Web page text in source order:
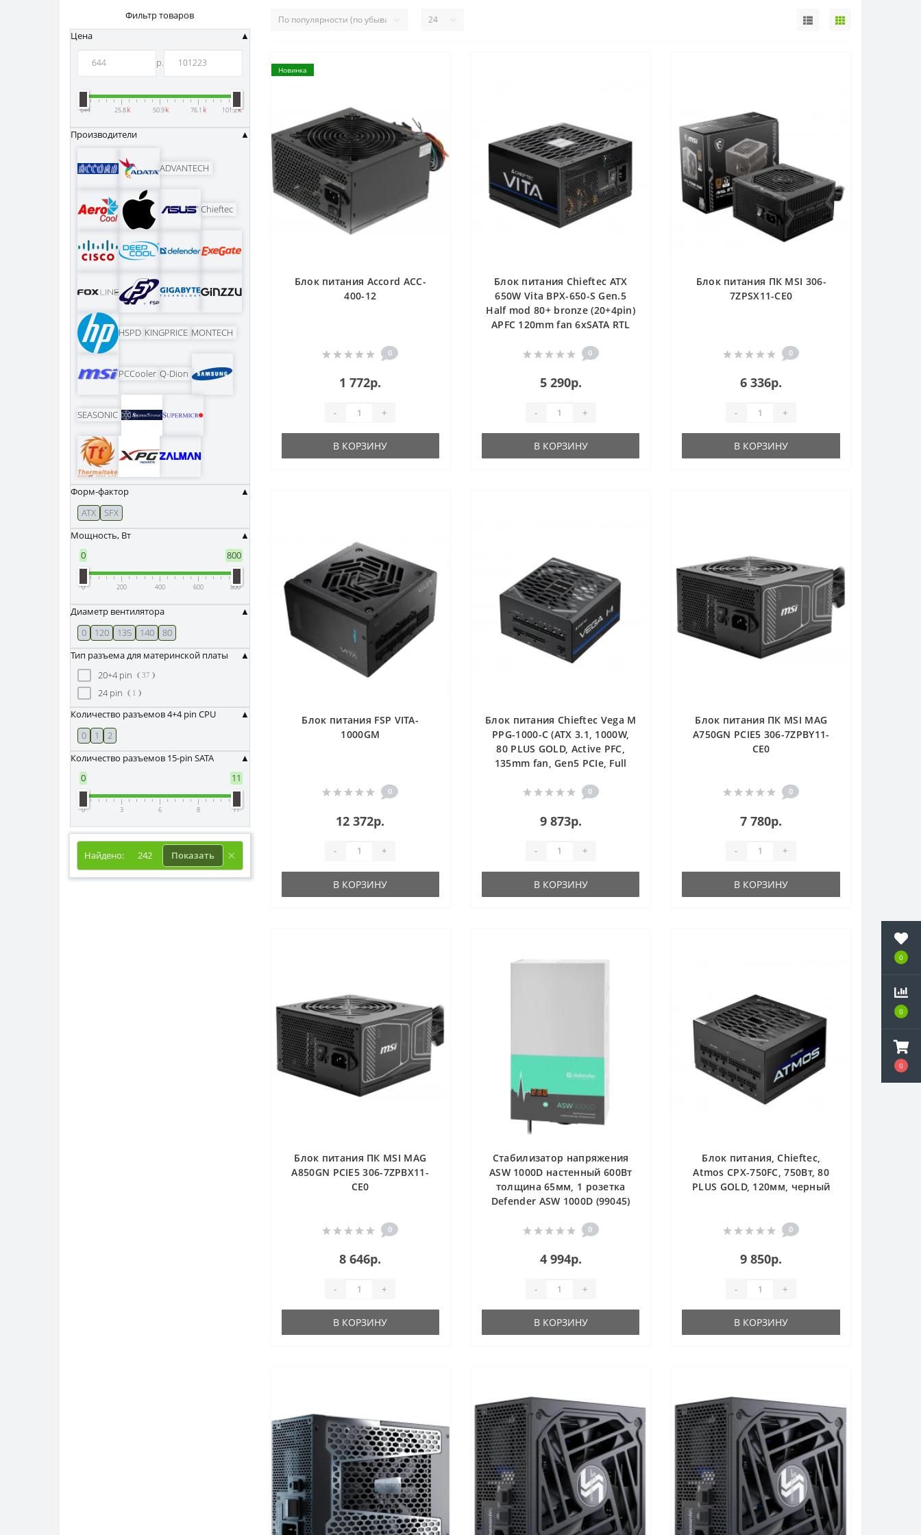
0
0
0
0
0
0
Фильтр товаров
Цена
р.
644 25.8k 50.9k 76.1 k 101.2k
Производители
ADVANTECH
Chieftec
HSPD KINGPRICE MONTECH
PCCooler Q-Dion
SEASONIC
Форм-фактор
ATX
SFX
Мощность, Вт
0
800
0 200 400 600 800
Диаметр вентилятора
0
120 135 140
80
Тип разъема для материнской платы
20+4 pin
37
24 pin 1
Количество разъемов 4+4 pin CPU
0
1
2
Количество разъемов 15-pin SATA
0
11
0 3 6 8 11
Найдено: 242 Показать
Новинка
Блок питания Accord ACC-
400-12
0
1 772р.
- +
В КОРЗИНУ
Блок питания Chieftec ATX
650W Vita BPX-650-S Gen.5
Half mod 80+ bronze (20+4pin)
APFC 120mm fan 6xSATA RTL
0
5 290р.
- +
В КОРЗИНУ
Блок питания ПК MSI 306-
7ZPSX11-CE0
0
6 336р.
- +
В КОРЗИНУ
Блок питания FSP VITA-
1000GM
0
12 372р.
- +
В КОРЗИНУ
Блок питания Chieftec Vega M
PPG-1000-C (ATX 3.1, 1000W,
80 PLUS GOLD, Active PFC,
135mm fan, Gen5 PCIe, Full
0
9 873р.
- +
В КОРЗИНУ
Блок питания ПК MSI MAG
A750GN PCIE5 306-7ZPBY11-
CE0
0
7 780р.
- +
В КОРЗИНУ
Блок питания ПК MSI MAG
A850GN PCIE5 306-7ZPBX11-
CE0
0
8 646р.
- +
В КОРЗИНУ
Стабилизатор напряжения
ASW 1000D настенный 600Вт
толщина 65мм, 1 розетка
Defender ASW 1000D (99045)
0
4 994р.
- +
В КОРЗИНУ
Блок питания, Chieftec,
Atmos CPX-750FC, 750Вт, 80
PLUS GOLD, 120мм, черный
0
9 850р.
- +
В КОРЗИНУ